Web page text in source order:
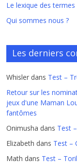
Le lexique des termes
Qui sommes nous ?
Les derniers
Whisler dans Test –
Retour sur les
jeux d'une Maman
fantômes
Onimusha dans Test
Elizabeth dans Test –
Math dans Test –